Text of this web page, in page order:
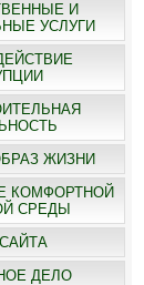
И
УСЛУГИ
ЖИЗНИ
КОМФОРТНОЙ
СРЕДЫ
ДЕЛО